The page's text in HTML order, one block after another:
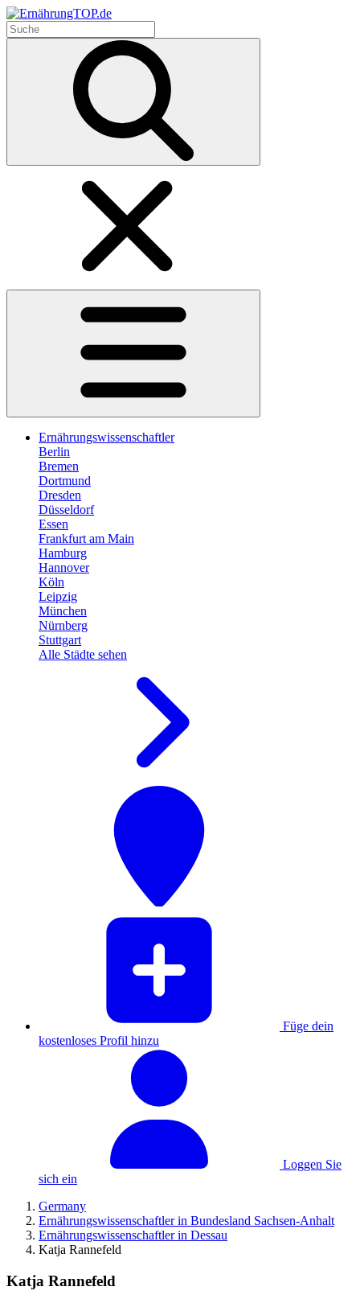
Ernährungswissenschaftler
Berlin
Bremen
Dortmund
Dresden
Düsseldorf
Essen
Frankfurt am Main
Hamburg
Hannover
Köln
Leipzig
München
Nürnberg
Stuttgart
Alle Städte sehen
Füge dein
kostenloses Profil hinzu
Loggen Sie
sich ein
Germany
Ernährungswissenschaftler in Bundesland Sachsen-Anhalt
Ernährungswissenschaftler in Dessau
Katja Rannefeld
Katja Rannefeld